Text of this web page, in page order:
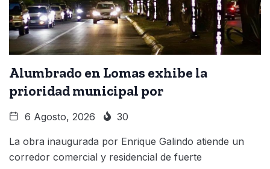
Alumbrado en Lomas exhibe la
prioridad municipal por
6 Agosto, 2026 30
La obra inaugurada por Enrique Galindo atiende un
corredor comercial y residencial de fuerte